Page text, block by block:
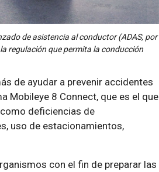
de asistencia al conductor (ADAS, por
regulación que permita la conducción
de ayudar a prevenir accidentes
Mobileye 8 Connect, que es el que
deficiencias de
uso de estacionamientos,
con el fin de preparar las